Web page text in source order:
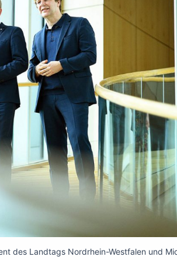
des Landtags Nordrhein-Westfalen und